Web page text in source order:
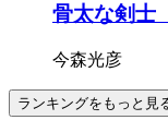
骨太な剣士
今森光彦
ランキングをもっと見